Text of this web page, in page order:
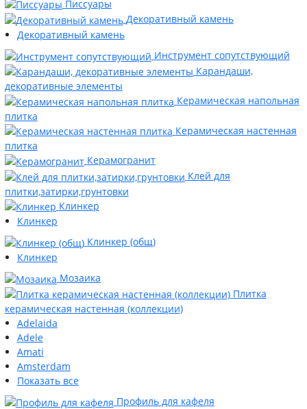
Писсуары
Декоративный камень
Декоративный камень
Инструмент сопутствующий
Карандаши,
декоративные элементы
Керамическая напольная
плитка
Керамическая настенная
плитка
Керамогранит
Клей для
плитки,затирки,грунтовки
Клинкер
Клинкер
Клинкер (общ)
Клинкер
Мозаика
Плитка
керамическая настенная (коллекции)
Adelaida
Adele
Amati
Amsterdam
Показать все
Профиль для кафеля